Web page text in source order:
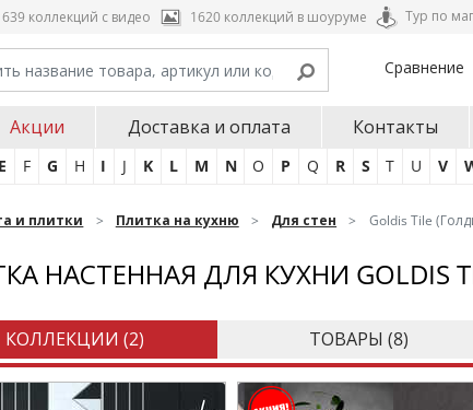
639 коллекций с видео 1620 коллекций в шоуруме Тур по
Сравнение
Акции Доставка и оплата Контакты
E F G H I J K L M N O P Q R S T U V
и плитки Плитка на кухню Для стен Goldis Tile
НАСТЕННАЯ ДЛЯ КУХНИ GOLDIS
КОЛЛЕКЦИИ (2) ТОВАРЫ (8)